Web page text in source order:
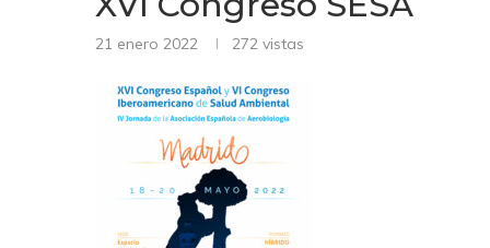
21 enero 2022 272 vistas